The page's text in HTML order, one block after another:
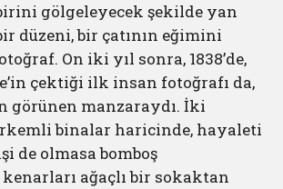
gölgeleyecek şekilde yan
düzeni, bir çatının eğimini
On iki yıl sonra, 1838’de,
çektiği ilk insan fotoğrafı da,
görünen manzaraydı. İki
binalar haricinde, hayaleti
de olmasa bomboş
kenarları ağaçlı bir sokaktan